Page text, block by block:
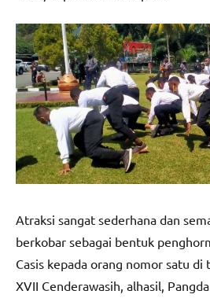
Atraksi sangat sederhana dan
berkobar sebagai bentuk
Casis kepada orang nomor satu di
XVII Cenderawasih, alhasil,